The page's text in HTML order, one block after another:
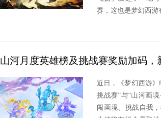
赛，这也是梦幻西游
山河月度英雄榜及挑战赛奖励加码，
近日，《梦幻西游
挑战赛”与“山河画
闯画境、挑战自我